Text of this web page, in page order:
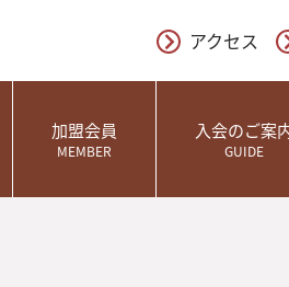
アクセス
加盟会員
MEMBER
入会のご案
GUIDE